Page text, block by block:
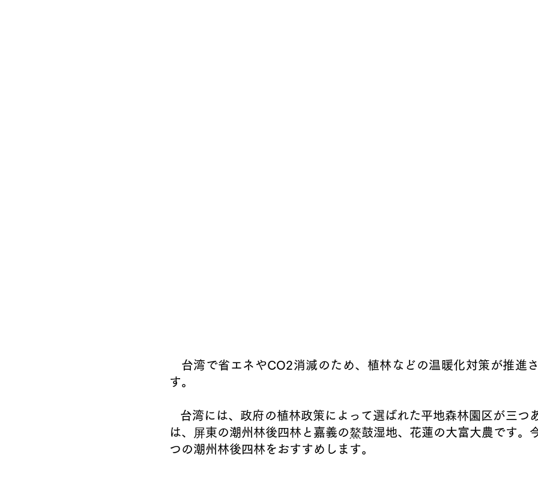
台湾で省エネやCO2消減のため、植林などの温暖化対策が推進
す。
は、
屏東の潮州林後四林と嘉義の鰲鼓湿地、花蓮の大富大農です。
つの潮州林後四林をおすすめします。